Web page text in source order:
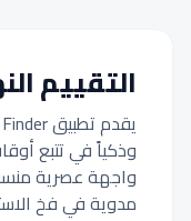
التقييم
وذكياً في تتبع
واجهة عصرية
مدوية في فخ